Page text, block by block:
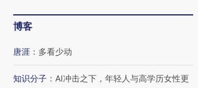
博客
唐涯 ： 多看少动
知识分子 ： AI冲击之下，年轻人与高学历女性更